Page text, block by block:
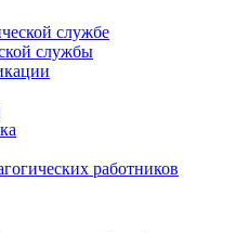
службе
службы
работников